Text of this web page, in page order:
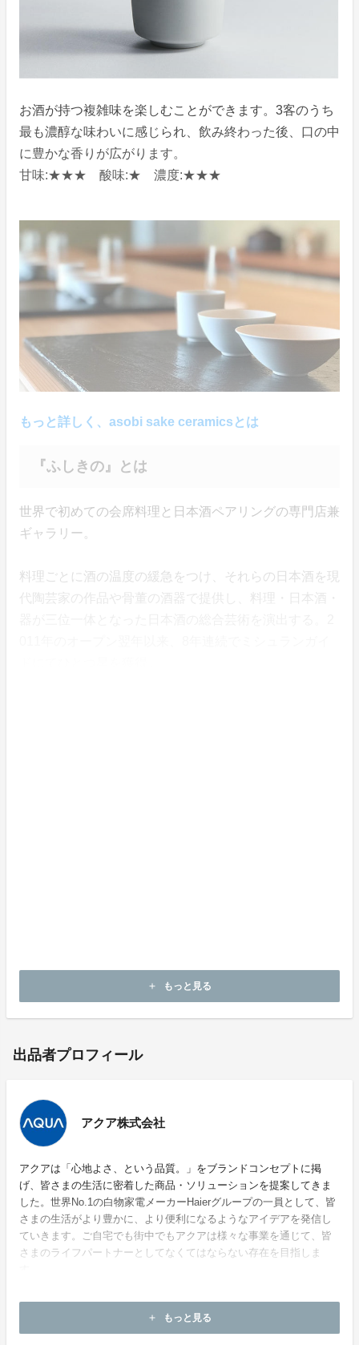
お酒が持つ複雑味を楽しむことができます。3客のうち
最も濃醇な味わいに感じられ、飲み終わった後、口の中
に豊かな香りが広がります。
甘味:★★★ 酸味:★ 濃度:★★★
もっと詳しく、asobi sake ceramicsとは
『ふしきの』とは
世界で初めての会席料理と日本酒ペアリングの専門店兼
ギャラリー。
料理ごとに酒の温度の緩急をつけ、それらの日本酒を現
代陶芸家の作品や骨董の酒器で提供し、料理・日本酒・
もっと詳しく、ふしきのとは
add もっと見る
出品者プロフィール
アクア株式会社
アクアは「心地よさ、という品質。」をブランドコンセプトに掲
げ、皆さまの生活に密着した商品・ソリューションを提案してきま
した。世界No.1の白物家電メーカーHaierグループの一員として、皆
さまの生活がより豊かに、より便利になるようなアイデアを発信し
ていきます。ご自宅でも街中でもアクアは様々な事業を通じて、皆
さまのライフパートナーとしてなくてはならない存在を目指しま
add もっと見る